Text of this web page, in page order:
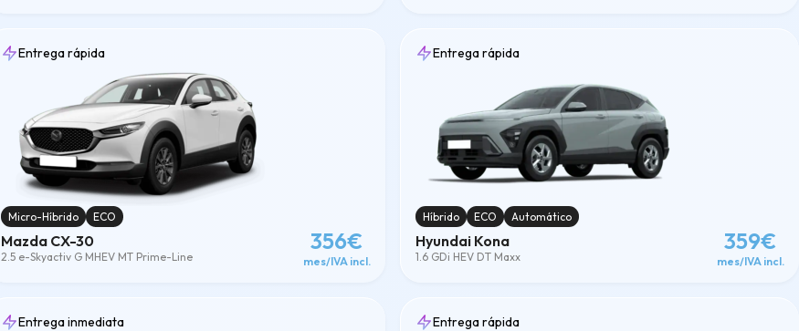
Entrega rápida
Micro-Híbrido ECO
Mazda CX-30
2.5 e-Skyactiv G MHEV MT Prime-Line
356€
mes/IVA incl.
Entrega rápida
Híbrido ECO Automático
Hyundai Kona
1.6 GDi HEV DT Maxx
359€
mes/IVA incl.
Entrega inmediata Entrega rápida